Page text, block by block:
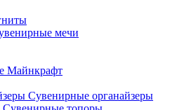
мечи
Майнкрафт
Сувенирные органайзеры